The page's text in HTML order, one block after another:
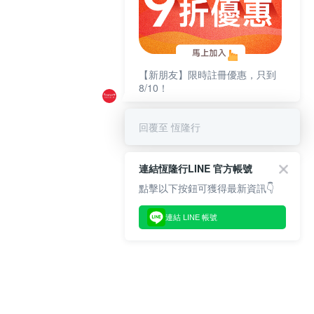
【新朋友】限時註冊優惠，只到
8/10！
回覆至 恆隆行
連結恆隆行LINE 官方帳號
點擊以下按鈕可獲得最新資訊👇
連結 LINE 帳號